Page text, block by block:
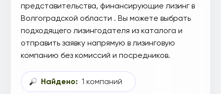
представительства, финансирующие лизинг в
Волгоградской области . Вы можете выбрать
подходящего лизингодателя из каталога и
отправить заявку напрямую в лизинговую
компанию без комиссий и посредников.
Найдено: 1 компаний